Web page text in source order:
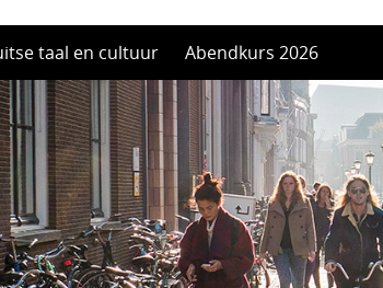
taal en cultuur Abendkurs 2026